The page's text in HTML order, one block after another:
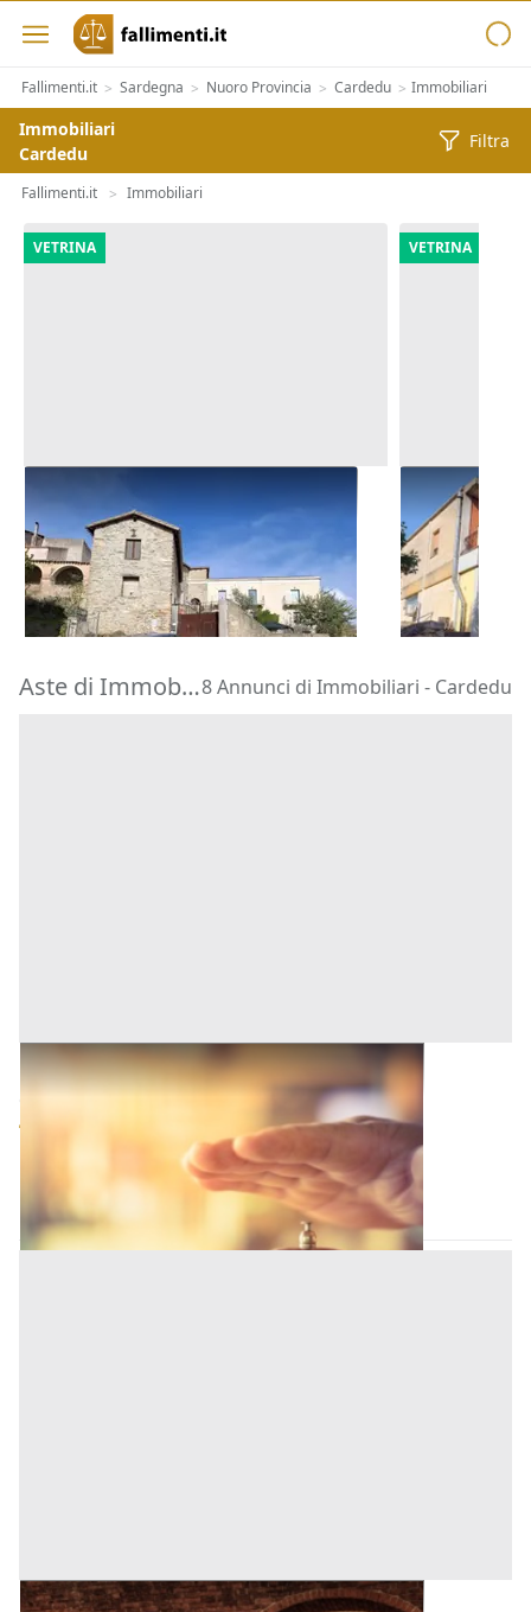
Fallimenti.it > Sardegna > Nuoro Provincia > Cardedu > Immobiliari
Immobiliari
Cardedu
Filtra
Fallimenti.it > Immobiliari
VETRINA
Asta Abitazione su tre piani con
pertinenze
Silius (Cagliari)
66.938 €
30/10/2026
VETRINA
Asta
edificio
Isili
66.960 €
30/10/2026
Aste di Immobiliari Cardedu8 Annunci di Immobiliari - Cardedu
Strutture Ricettive all'asta a Nuoro
406.824,75 €
Codice asta:CT134666
Asta chiusa